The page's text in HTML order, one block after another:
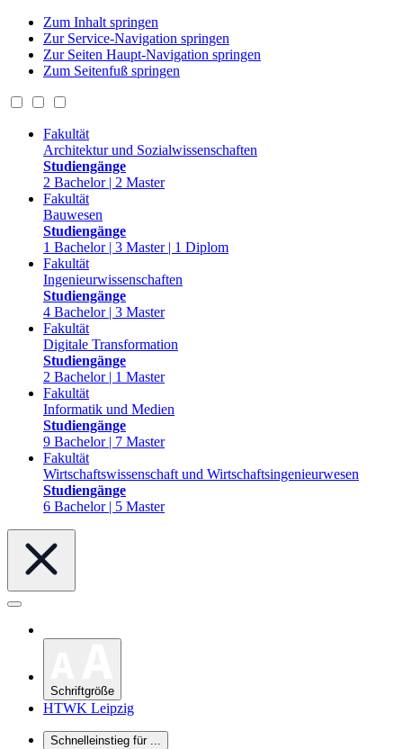
Zum Inhalt springen
Zur Service-Navigation springen
Zur Seiten Haupt-Navigation springen
Zum Seitenfuß springen
Fakultät
Architektur und Sozialwissenschaften
Studiengänge
2 Bachelor | 2 Master
Fakultät
Bauwesen
Studiengänge
1 Bachelor | 3 Master | 1 Diplom
Fakultät
Ingenieurwissenschaften
Studiengänge
4 Bachelor | 3 Master
Fakultät
Digitale Transformation
Studiengänge
2 Bachelor | 1 Master
Fakultät
Informatik und Medien
Studiengänge
9 Bachelor | 7 Master
Fakultät
Wirtschaftswissenschaft und Wirtschaftsingenieurwesen
Studiengänge
6 Bachelor | 5 Master
Schriftgröße
HTWK Leipzig
Schnelleinstieg für ...